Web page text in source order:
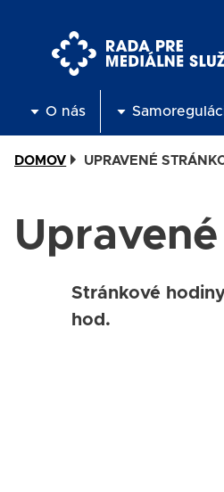
O nás
DOMOV UPRAVENÉ
Stránkové
hod.